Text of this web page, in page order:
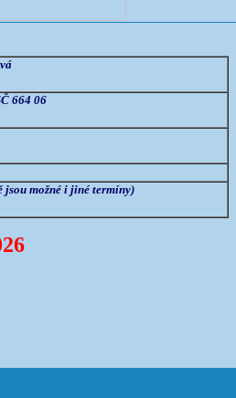
664 06
jsou možné i jiné termíny)